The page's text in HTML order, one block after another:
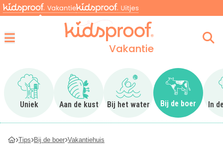
Vakantie
Uniek
Ga naar Uniek
Aan de kust
Ga naar Aan de kust
Bij het water
Ga naar Bij het water
Bij de boer
Ga naar Bij
In
Tips Bij de boer Vakantiehuis